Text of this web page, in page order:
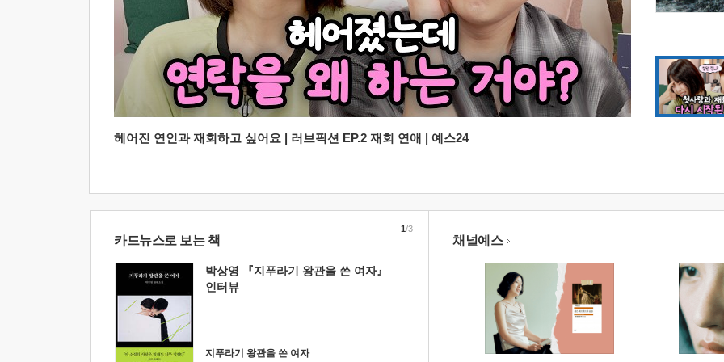
헤어진 연인과 재회하고 싶어요 | 러브픽션 EP.2 재회 연애 | 예스24
카드뉴스로 보는 책
박상영 『지푸라기 왕관을 쓴 여자』
인터뷰
지푸라기 왕관을 쓴 여자
1/3
채널예스